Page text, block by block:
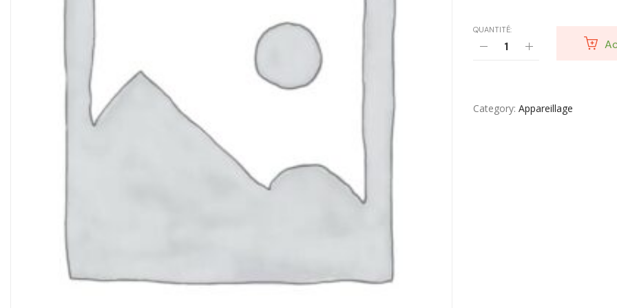
QUANTITÉ:
Category Appareillage
Toilette & Soin Bébé
Vêtement Amincissant
Yeux & Lévres